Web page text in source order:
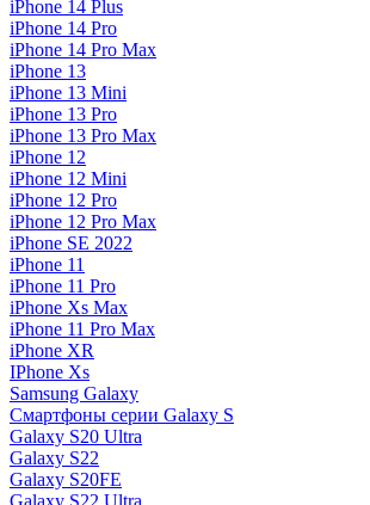
iPhone 14 Plus
iPhone 14 Pro
iPhone 14 Pro Max
iPhone 13
iPhone 13 Mini
iPhone 13 Pro
iPhone 13 Pro Max
iPhone 12
iPhone 12 Mini
iPhone 12 Pro
iPhone 12 Pro Max
iPhone SE 2022
iPhone 11
iPhone 11 Pro
iPhone Xs Max
iPhone 11 Pro Max
iPhone XR
IPhone Xs
Samsung Galaxy
Смартфоны серии Galaxy S
Galaxy S20 Ultra
Galaxy S22
Galaxy S20FE
Galaxy S22 Ultra